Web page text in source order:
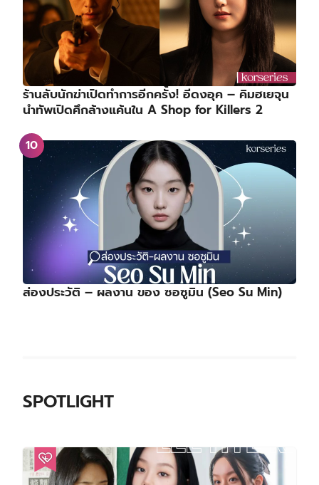
ร้านลับนักฆ่าเปิดทำการอีกครั้ง! อีดงอุค – คิมฮเยจุน
นำทัพเปิดศึกล้างแค้นใน A Shop for Killers 2
ส่องประวัติ – ผลงาน ของ ซอซูมิน (Seo Su Min)
SPOTLIGHT